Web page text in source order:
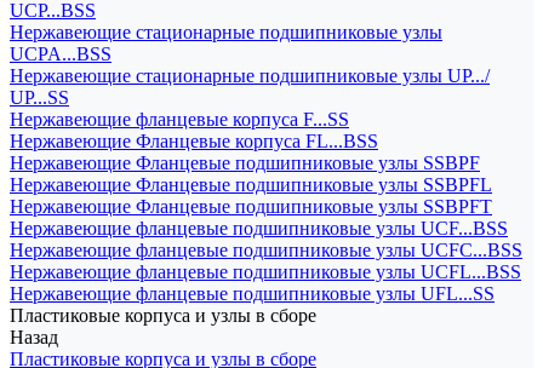
UCP...BSS
Нержавеющие стационарные подшипниковые узлы
UCPA...BSS
Нержавеющие стационарные подшипниковые узлы UP.../
UP...SS
Нержавеющие фланцевые корпуса F...SS
Нержавеющие Фланцевые корпуса FL...BSS
Нержавеющие Фланцевые подшипниковые узлы SSBPF
Нержавеющие Фланцевые подшипниковые узлы SSBPFL
Нержавеющие Фланцевые подшипниковые узлы SSBPFT
Нержавеющие фланцевые подшипниковые узлы UCF...BSS
Нержавеющие фланцевые подшипниковые узлы UCFC...BSS
Нержавеющие фланцевые подшипниковые узлы UCFL...BSS
Нержавеющие фланцевые подшипниковые узлы UFL...SS
Пластиковые корпуса и узлы в сборе
Назад
Пластиковые корпуса и узлы в сборе